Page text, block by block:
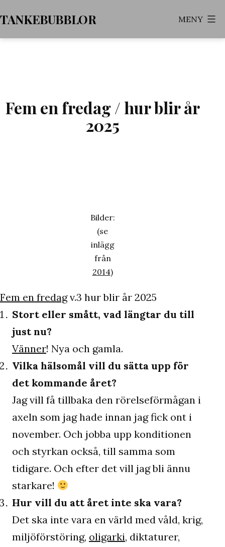
till
innehåll
TANKEBUBBLOR MENY
Fem en fredag / hur blir år
2025
Bilder:
(se
inlägg
från
2014)
Fem en fredagv.3 hur blir år 2025
Stort eller smått, vad längtar du till
just nu?
Vänner! Nya och gamla.
Vilka hälsomål vill du sätta upp för
det kommande året?
Jag vill få tillbaka den rörelseförmågan i
axeln som jag hade innan jag fick ont i
november. Och jobba upp konditionen
och styrkan också, till samma som
tidigare. Och efter det vill jag bli ännu
starkare!
Hur vill du att året inte ska vara?
Det ska inte vara en värld med våld, krig,
miljöförstöring, oligarki, diktaturer,